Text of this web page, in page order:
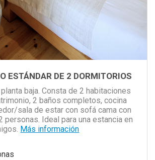
ESTÁNDAR DE 2 DORMITORIOS
baja. Consta de 2 habitaciones
2 baños completos, cocina
sala de estar con sofá cama con
personas. Ideal para una estancia en
Más información